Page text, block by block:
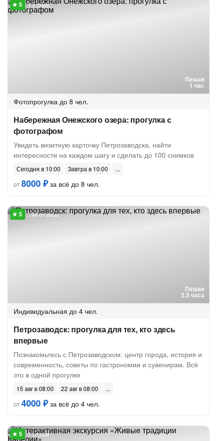
Пешая
1 час
1 отзыв
Фотопрогулка до 8 чел.
Набережная Онежского озера: прогулка с
фотографом
Увидеть визитную карточку Петрозаводска, найти
интересности на каждом шагу и сделать до 100 снимков
Сегодня в 10:00
Завтра в 10:00
от8000 ₽за всё до 8 чел.
Пешая
2.5 часа
194 отзыва
Индивидуальная до 4 чел.
Петрозаводск: прогулка для тех, кто здесь
впервые
Познакомьтесь с Петрозаводском: центр города, история и
современность, советы по гастрономии и сувенирам. Всё
это в одной прогулке
15 авг в 08:00
22 авг в 08:00
от4000 ₽за всё до 4 чел.
1 отзыв